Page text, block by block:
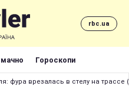
rbc.ua
Гороскопи
фура врезалась в стелу на трассе